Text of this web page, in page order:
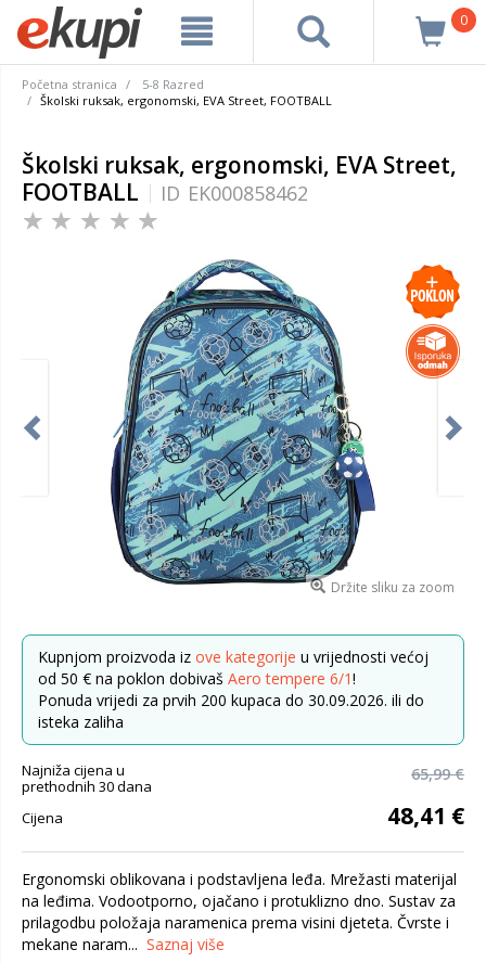
0
Početna stranica
5-8 Razred
Školski ruksak, ergonomski, EVA Street, FOOTBALL
Školski ruksak, ergonomski, EVA Street,
FOOTBALL
ID EK000858462
Držite sliku za zoom
Kupnjom proizvoda iz ove kategorije u vrijednosti većoj
od 50 € na poklon dobivaš Aero tempere 6/1!
Ponuda vrijedi za prvih 200 kupaca do 30.09.2026. ili do
isteka zaliha
Najniža cijena u
prethodnih 30 dana
65,99 €
Cijena 48,41 €
Ergonomski oblikovana i podstavljena leđa. Mrežasti materijal
na leđima. Vodootporno, ojačano i protuklizno dno. Sustav za
prilagodbu položaja naramenica prema visini djeteta. Čvrste i
mekane naram... Saznaj više